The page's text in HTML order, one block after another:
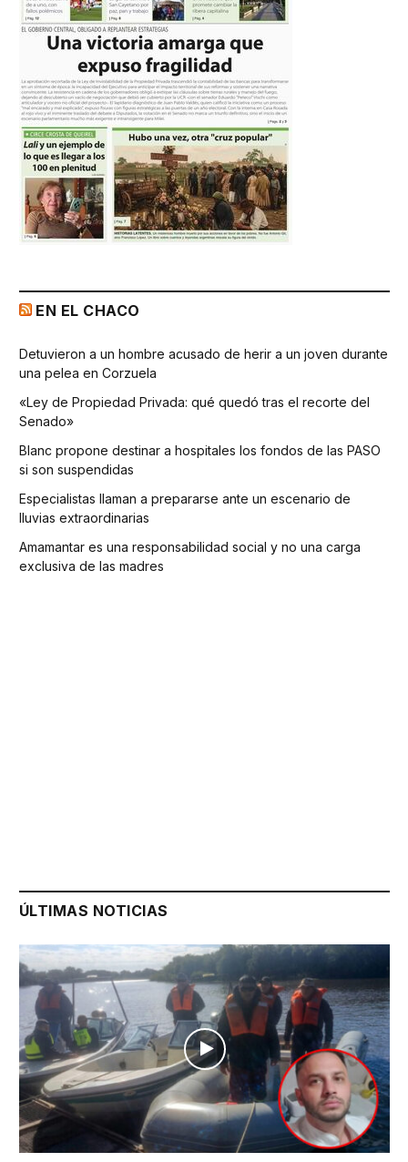
EN EL CHACO
Detuvieron a un hombre acusado de herir a un joven durante
una pelea en Corzuela
«Ley de Propiedad Privada: qué quedó tras el recorte del
Senado»
Blanc propone destinar a hospitales los fondos de las PASO
si son suspendidas
Especialistas llaman a prepararse ante un escenario de
lluvias extraordinarias
Amamantar es una responsabilidad social y no una carga
exclusiva de las madres
ÚLTIMAS NOTICIAS